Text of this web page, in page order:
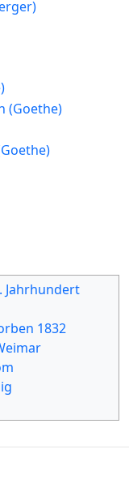
(Goethe)
Jahrhundert
1832